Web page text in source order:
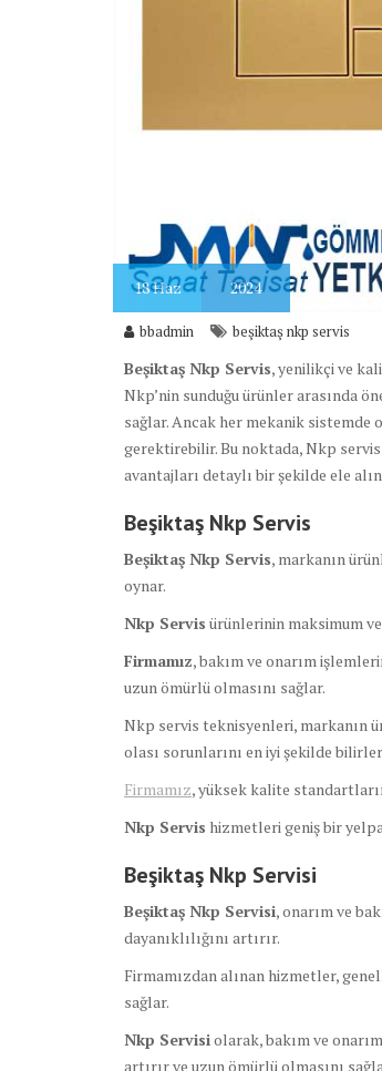
18Haz 2024
bbadmin beşiktaş nkp servis
Beşiktaş Nkp Servis, yenilikçi ve
Nkp’nin sunduğu ürünler arasında
sağlar. Ancak her mekanik sistemde
gerektirebilir. Bu noktada, Nkp
avantajları detaylı bir şekilde ele
Beşiktaş Nkp Servis
Beşiktaş Nkp Servis, markanın
oynar.
Nkp Servis ürünlerinin maksimum
Firmamız, bakım ve onarım
uzun ömürlü olmasını sağlar.
Nkp servis teknisyenleri, markanın
olası sorunlarını en iyi şekilde
Firmamız, yüksek kalite
Nkp Servis hizmetleri geniş bir
Beşiktaş Nkp Servisi
Beşiktaş Nkp Servisi, onarım ve
dayanıklılığını artırır.
Firmamızdan alınan hizmetler,
sağlar.
Nkp Servisiolarak, bakım ve
artırır ve uzun ömürlü olmasını